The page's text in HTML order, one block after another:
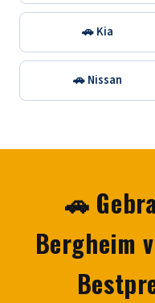
🚗 Kia
🚗 Nissan
🚗
Bergheim